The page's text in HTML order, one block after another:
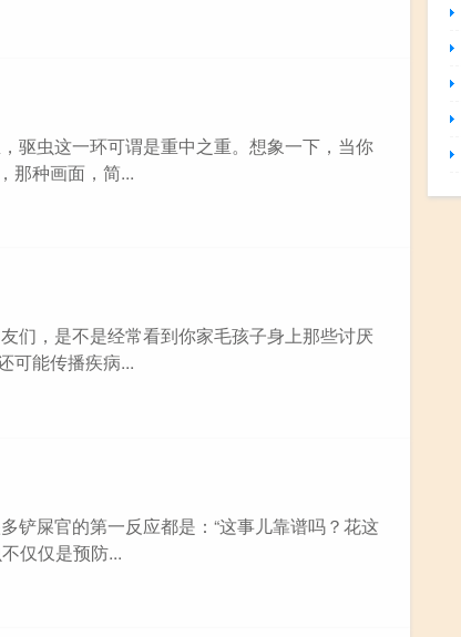
驱虫这一环可谓是重中之重。想象一下，当你
那种画面，简...
们，是不是经常看到你家毛孩子身上那些讨厌
可能传播疾病...
铲屎官的第一反应都是：“这事儿靠谱吗？花这
仅仅是预防...